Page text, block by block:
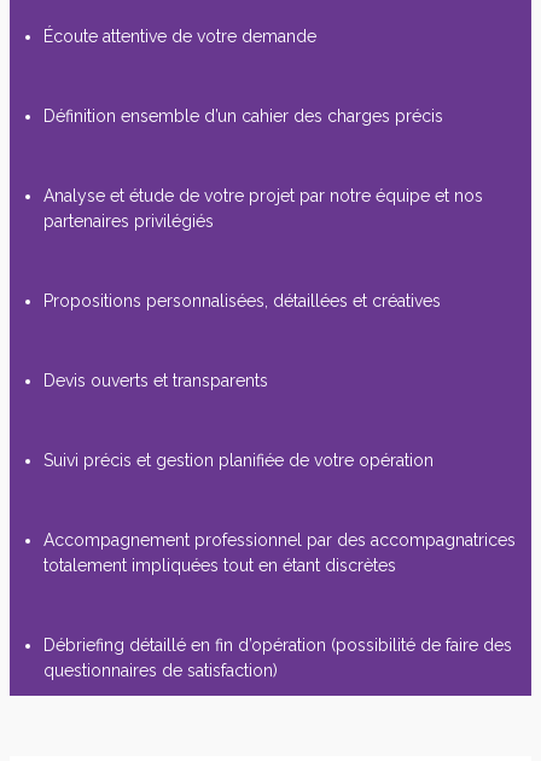
Écoute attentive de votre demande
Définition ensemble d’un cahier des charges précis
Analyse et étude de votre projet par notre équipe et nos
partenaires privilégiés
Propositions personnalisées, détaillées et créatives
Devis ouverts et transparents
Suivi précis et gestion planifiée de votre opération
Accompagnement professionnel par des accompagnatrices
totalement impliquées tout en étant discrètes
Débriefing détaillé en fin d’opération (possibilité de faire des
questionnaires de satisfaction)